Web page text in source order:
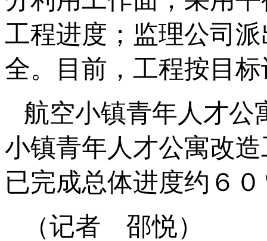
工程进度；监理公司
全。目前，工程按目
航空小镇青年人才公
小镇青年人才公寓改
已完成总体进度约６
（记者 邵悦）